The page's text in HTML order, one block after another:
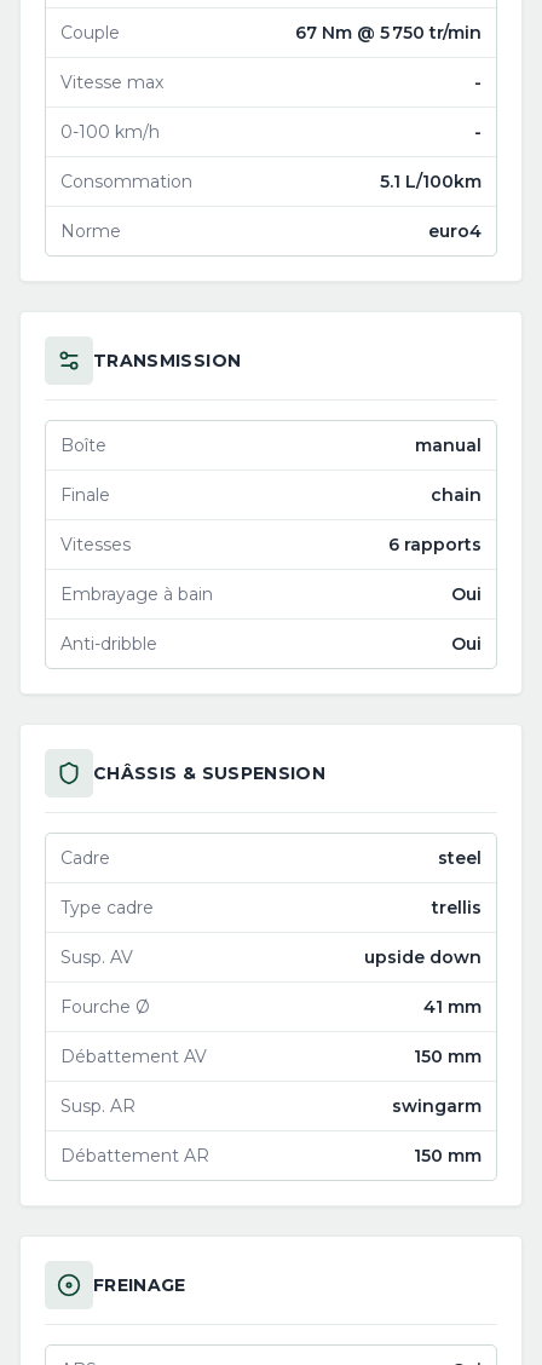
Couple 67 Nm @ 5 750 tr/min
Vitesse max -
0-100 km/h -
Consommation 5.1 L/100km
Norme euro4
TRANSMISSION
Boîte manual
Finale chain
Vitesses 6 rapports
Embrayage à bain Oui
Anti-dribble Oui
CHÂSSIS & SUSPENSION
Cadre steel
Type cadre trellis
Susp. AV upside down
Fourche Ø 41 mm
Débattement AV 150 mm
Susp. AR swingarm
Débattement AR 150 mm
FREINAGE